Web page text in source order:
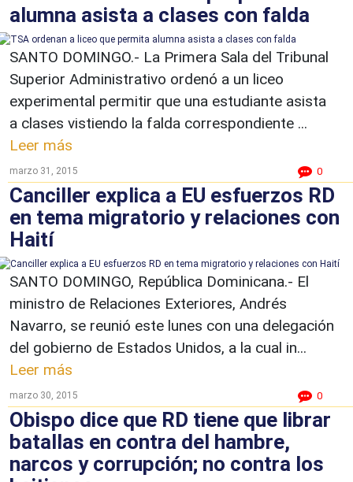
alumna asista a clases con falda
SANTO DOMINGO.- La Primera Sala del Tribunal
Superior Administrativo ordenó a un liceo
experimental permitir que una estudiante asista
a clases vistiendo la falda correspondiente ...
Leer más
marzo 31, 2015 0
Canciller explica a EU esfuerzos RD
en tema migratorio y relaciones con
Haití
SANTO DOMINGO, República Dominicana.- El
ministro de Relaciones Exteriores, Andrés
Navarro, se reunió este lunes con una delegación
del gobierno de Estados Unidos, a la cual in...
Leer más
marzo 30, 2015 0
Obispo dice que RD tiene que librar
batallas en contra del hambre,
narcos y corrupción; no contra los